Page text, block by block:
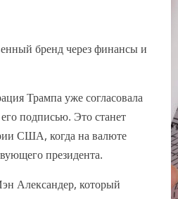
бренд через финансы и
Трампа уже согласовала
подписью. Это станет
США, когда на валюте
президента.
Александер, который